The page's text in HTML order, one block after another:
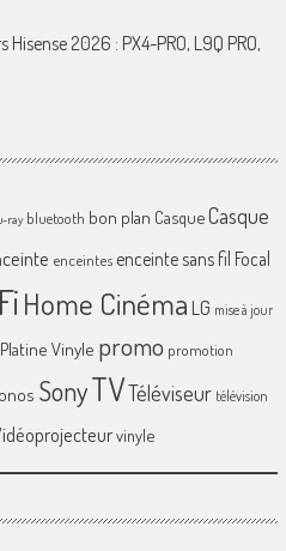
2026 : PX4-PRO, L9Q PRO,
ray bluetooth bon plan CasqueCasque
enceintes enceinte sans fil Focal
Home Cinéma LG mise à jour
Platine Vinyle promo promotion
SonyTVTéléviseur télévision
vinyle